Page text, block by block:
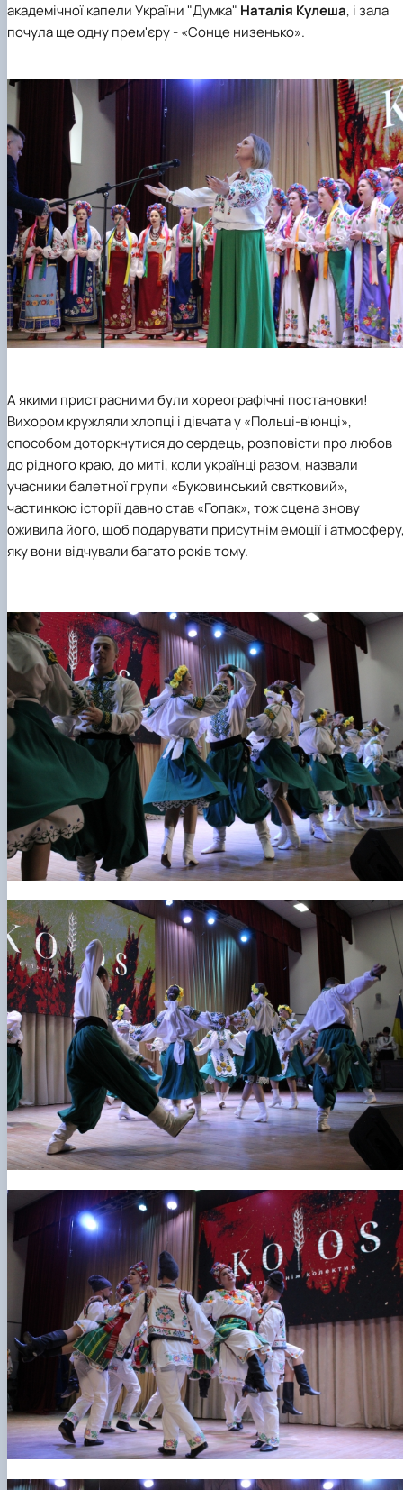
академічної капели України "Думка" Наталія Кулеша, і зала
почула ще одну прем'єру - «Сонце низенько».
А якими пристрасними були хореографічні постановки!
Вихором кружляли хлопці і дівчата у «Польці-в'юнці»,
способом доторкнутися до сердець, розповісти про любов
до рідного краю, до миті, коли українці разом, назвали
учасники балетної групи «Буковинський святковий»,
частинкою історії давно став «Гопак», тож сцена знову
оживила його, щоб подарувати присутнім емоції і
яку вони відчували багато років тому.